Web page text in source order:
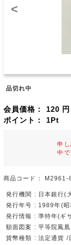
<
品切れ中
会員価格： 120
ポイント： 1Pt
申
中で
商品コード： M2961-
発行機関 : 日本銀行(
発行年号 : 1989年(
発行情報 : 準特年(ギ
額面図案 : 平等院鳳
貨幣種類 : 法定通貨